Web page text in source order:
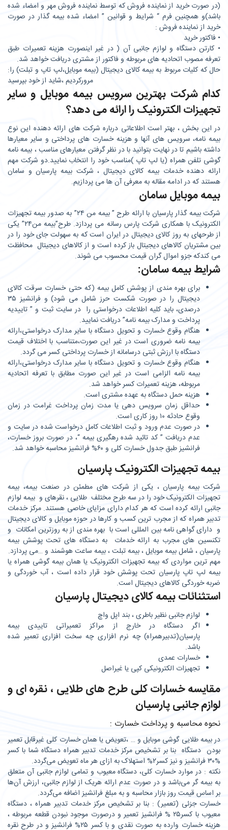
(در صورت خرید از نماینده فروش که توسط نماینده فروش مهر و امضاء شده
باشد)و همچنین فرم “ شرایط و قوانین ” امضاء شده بیمه گذار در صورت
خرید از نماینده فروش :
• فاکتور خرید
• کارتن دستگاه و لوازم جانبی آن ( در غیر اینصورت هزینه تعمیرات طبق
تعرفه مصوب اتحادیه های مربوطه و فاکتور از مشتری دریافت خواهد شد.
:حال که کلیات مربوط به بیمه کالای دیجیتال (بیمه موبایل،لپ تاپ و تبلت) را
مرورکردیم ،شاید از خود بپرسید
کدام شرکت بهترین سرویس بیمه موبایل و سایر
تجهیزات الکترونیک را ارائه می دهد؟
در این بخش ، بهتر است اطلاعاتی درباره شرکت های ارائه دهنده این نوع
بیمه نامه، سرویس های آنها و هزینه خسارت های پرداختی و سایر معیارها
داشته باشیم تا در نهایت بتوانید با در نظر گرفتن معیارهای مناسب ، بیمه نامه
گوشی تلفن همراه (یا لپ تاپ )مناسب خود را انتخاب نمایید.دو شرکت مهم
ارائه دهنده خدمات بیمه کالای دیجیتال ، شرکت بیمه پارسیان و سامان
هستند که در ادامه مقاله به معرفی آن ها می پردازیم.
بیمه موبایل سامان
شرکت بیمه گذار پارسیان با ارائه طرح ” بیمه من ۲۴” به صدور بیمه تجهیزات
الکترونیک با همکاری شرکت پارس رسانه می پردازد. طرح”بیمه من۲۴” یکی
از طرحهای به روز کالای دیجیتال در ایران است که به سهولت جای خود را در
بین مشتریان کالاهای دیجیتال باز کرده است و از کالاهای دیجیتال محافظت
می کندکه جزو اموال گران قیمت محسوب می شوند.
شرایط بیمه سامان:
برای بهره مندی از پوشش کامل بیمه (که حتی خسارت سرقت کالای
دیجیتال را در صورت شکست حرز شامل می شود) و فرانشیز ۳۵
درصدی، باید کلیه اطلاعات درخواستی را در سایت ثبت و ” تاییدیه
پرداخت و مدارک بیمه نامه” دریافت نمایید.
هنگام وقوع خسارت و تحویل دستگاه با سایر مدارک درخواستی،ارائه
بیمه نامه ضروری است در غیر این صورت،متناسب با اختلاف قیمت
دستگاه با ارزش ثبتی درسامانه از خسارت پرداختی کسر می گردد.
هنگام وقوع خسارت و تحویل دستگاه با سایر مدارک درخواستی،ارائه
بیمه نامه الزامی است در غیر این صورت مطابق با تعرفه اتحادیه
مربوطه، هزینه تعمیرات کسر خواهد شد.
هزینه حمل دستگاه به عهده مشتری است.
حداقل زمان سرویس دهی یا مدت زمان پرداخت غرامت در زمان
وقوع حادثه ۱۰ روز کاری است.
در صورت عدم ورود و ثبت اطلاعات کامل درخواست شده در سایت و
عدم دریافت ” کد تائید شده رهگیری بیمه “، در صورت بروز خسارت،
فرانشیز طبق جدول خسارت کلی و ۶۰% فرانشیز محاسبه خواهد شد.
بیمه تجهیزات الکترونیک پارسیان
شرکت بیمه پارسیان ، یکی از شرکت های مطمئن در صنعت بیمه، بیمه
تجهیزات الکترونیک خود را در سه طرح مختلف طلایی ، نقره­ای و بیمه لوازم
جانبی ارائه کرده است که هر کدام دارای مزایای خاصی هستند. مرکز خدمات
تدبیر همراه که از مجرب ترین کسب و کارها در حوزه موبایل و کالای دیجیتال
و دارای گواهی نامه بین المللی است با بهره مندی از به روزترین امکانات و
تکنسین های مجرب به ارائه خدمات به دستگاه های تحت پوشش بیمه
پارسیان ، شامل بیمه موبایل ، بیمه تبلت ، بیمه ساعت هوشمند و …می پردازد.
مهم ترین مواردی که بیمه تجهیزات الکترونیک یا همان بیمه گوشی همراه یا
بیمه لپ تاپ پارسیان تحت پوشش خود قرار داده است ، آب خوردگی و
ضربه خوردگی کالاهای دیجیتال است.
استثنائات بیمه کالای دیجیتال پارسیان
لوازم جانبی نظیر باطری ، بند اپل واچ
اگر دستگاه در خارج از مراکز تعمیراتی تاییدی بیمه
پارسیان(تدبیرهمراه) چه نرم افزاری چه سخت افزاری تعمیر شده
باشد.
خسارات عمدی
تجهیزات الکترونیکی کپی یا غیراصل
مقایسه خسارات کلی طرح های طلایی ، نقره ای و
لوازم جانبی پارسیان
نحوه محاسبه و پرداخت خسارت :
در بیمه طلایی گوشی موبایل و … ،تعویض یا همان خسارت کلی غیرقابل تعمیر
بودن دستگاه بنا بر تشخیص مرکز خدمات تدبیر همراه دستگاه شما با کسر
%۳۰ فرانشیز و نیز کسر۲% استهلاک به ازای هر ماه تعویض می‌گردد.
نکته : در موارد خسارت کلی، دستگاه معیوب و تمامی لوازم جانبی آن متعلق
به بیمه‌ گر می‌باشد و در صورت عدم ارائه هریک از لوازم جانبی، ارزش آن‌ها
بر اساس قیمت روز بازار محاسبه و به مبلغ فرانشیز اضافه می‌گردد.
خسارت جزئی (تعمیر) : بنا بر تشخیص مرکز خدمات تدبیر همراه ، دستگاه
معیوب با کسر۲۵ % فرانشیز تعمیر و درصورت موجود نبودن قطعه مربوطه ،
هزینه خسارت وارده به صورت نقدی و با کسر ۲۵% فرانشیز و در طرح نقره